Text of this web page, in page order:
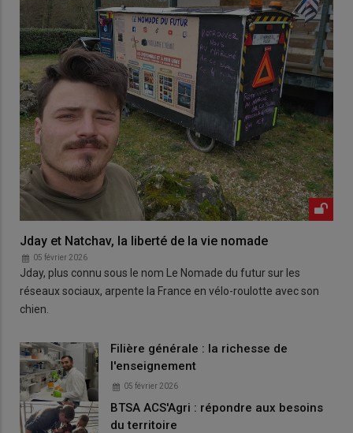
Jday et Natchav, la liberté de la vie nomade
05 février 2026
Jday, plus connu sous le nom Le Nomade du futur sur les
réseaux sociaux, arpente la France en vélo-roulotte avec son
chien.
Filière générale : la richesse de
l'enseignement
05 février 2026
BTSA ACS'Agri : répondre aux besoins
du territoire